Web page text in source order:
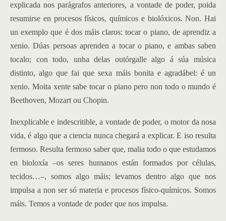
explicada nos parágrafos anteriores, a vontade de poder, poida
resumirse en procesos físicos, químicos e biolóxicos. Non. Hai
un exemplo que é dos máis claros: tocar o piano, de aprendiz a
xenio. Dúas persoas aprenden a tocar o piano, e ambas saben
tocalo; con todo, unha delas outórgalle algo á súa música
distinto, algo que fai que sexa máis bonita e agradábel: é un
xenio. Moita xente sabe tocar o piano pero non todo o mundo é
Beethoven, Mozart ou Chopin.
Inexplicable e indescritible, a vontade de poder, o motor da nosa
vida, é algo que a ciencia nunca chegará a explicar. E iso resulta
fermoso. Resulta fermoso saber que, malia todo o que estudamos
en bioloxía –os seres humanos están formados por células,
tecidos…–, somos algo máis; levamos dentro algo que nos
impulsa a non ser só materia e procesos físico-químicos. Somos
máis. Temos a vontade de poder que nos impulsa.